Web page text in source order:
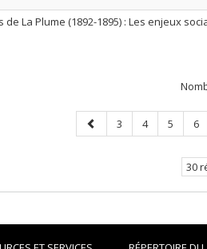
de La Plume (1892-1895) : Les enjeux
Page
précédente
Page
3 Page
4 Page
5 6
30